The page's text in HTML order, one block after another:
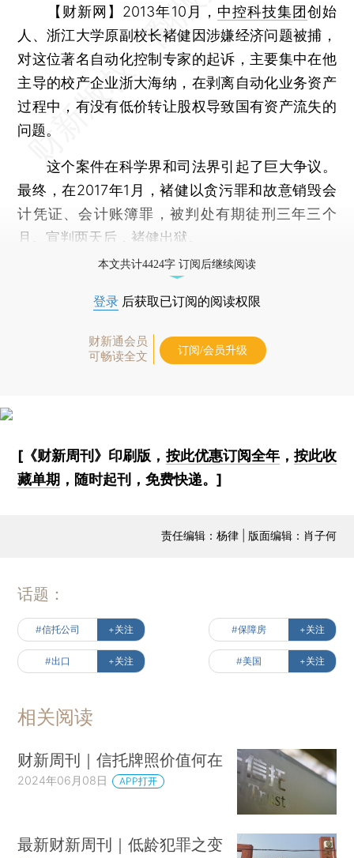
【财新网】 2013年10月， 中控科技集团创始
人、浙江大学原副校长褚健因涉嫌经济问题被捕，
对这位著名自动化控制专家的起诉，主要集中在他
主导的校产企业浙大海纳，在剥离自动化业务资产
过程中，有没有低价转让股权导致国有资产流失的
问题。
这个案件在科学界和司法界引起了巨大争议。
最终，在2017年1月，褚健以贪污罪和故意销毁会
计凭证、会计账簿罪，被判处有期徒刑三年三个
月。宣判两天后，褚健出狱。
本文共计4424字 订阅后继续阅读
登录 后获取已订阅的阅读权限
财新通会员
可畅读全文
订阅/会员升级
[《财新周刊》印刷版， 按此优惠订阅全年， 按此收
藏单期 ，随时起刊，免费快递。]
责任编辑：杨律 | 版面编辑：肖子何
话题：
#信托公司 +关注 #保障房 +关注
#出口 +关注 #美国 +关注
相关阅读
财新周刊｜信托牌照价值何在
2024年06月08日 APP打开
最新财新周刊｜低龄犯罪之变